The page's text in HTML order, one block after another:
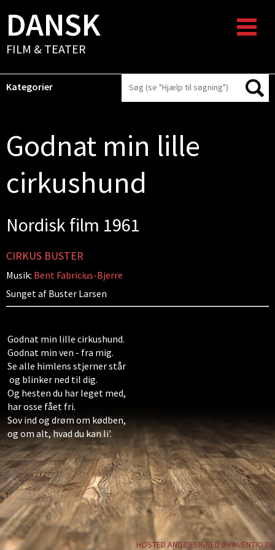
DANSK
FILM & TEATER
Kategorier
Godnat min lille
cirkushund
Nordisk film 1961
CIRKUS BUSTER
Musik: Bent Fabricius-Bjerre
Sunget af Buster Larsen
Godnat min lille cirkushund.
Godnat min ven - fra mig.
Se alle himlens stjerner står
og blinker ned til dig.
Og hesten du har leget med,
har osse fået fri.
Sov ind og drøm om kødben,
og om alt, hvad du kan li'.
HOSTED AND DESIGNED BY AVENTIO.DK